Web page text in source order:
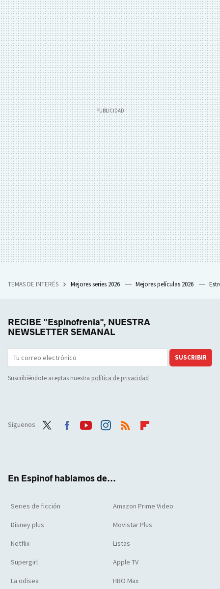
TEMAS DE INTERÉS Mejores series 2026 Mejores películas 2026
RECIBE "Espinofrenia", NUESTRA
NEWSLETTER SEMANAL
SUSCRIBIR
Suscribiéndote aceptas nuestra política de privacidad
Síguenos
En Espinof hablamos de...
Series de ficción Amazon Prime Video
Disney plus Movistar Plus
Netflix Listas
Supergirl Apple TV
La odisea HBO Max